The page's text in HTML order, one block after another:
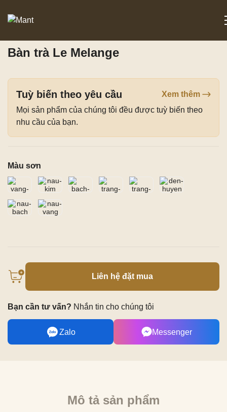
Bàn trà Le Melange
Tuỳ biến theo yêu cầu
Xem thêm
Mọi sản phẩm của chúng tôi đều được tuỳ biến theo
nhu cầu của bạn.
Màu sơn
Liên hệ đặt mua
Bạn cần tư vấn? Nhắn tin cho chúng tôi
Zalo Messenger
Mô tả sản phẩm